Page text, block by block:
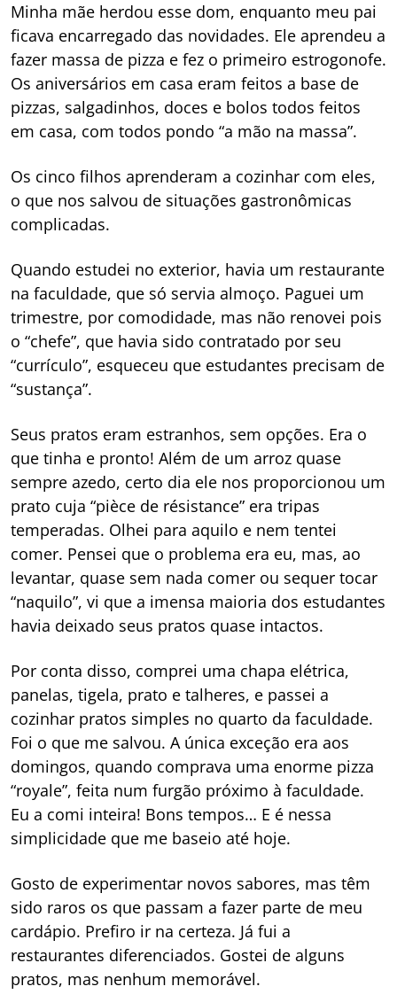
Minha mãe herdou esse dom, enquanto meu pai
ficava encarregado das novidades. Ele aprendeu a
fazer massa de pizza e fez o primeiro estrogonofe.
Os aniversários em casa eram feitos a base de
pizzas, salgadinhos, doces e bolos todos feitos
em casa, com todos pondo “a mão na massa”.
Os cinco filhos aprenderam a cozinhar com eles,
o que nos salvou de situações gastronômicas
complicadas.
Quando estudei no exterior, havia um restaurante
na faculdade, que só servia almoço. Paguei um
trimestre, por comodidade, mas não renovei pois
o “chefe”, que havia sido contratado por seu
“currículo”, esqueceu que estudantes precisam de
“sustança”.
Seus pratos eram estranhos, sem opções. Era o
que tinha e pronto! Além de um arroz quase
sempre azedo, certo dia ele nos proporcionou um
prato cuja “pièce de résistance” era tripas
temperadas. Olhei para aquilo e nem tentei
comer. Pensei que o problema era eu, mas, ao
levantar, quase sem nada comer ou sequer tocar
“naquilo”, vi que a imensa maioria dos estudantes
havia deixado seus pratos quase intactos.
Por conta disso, comprei uma chapa elétrica,
panelas, tigela, prato e talheres, e passei a
cozinhar pratos simples no quarto da faculdade.
Foi o que me salvou. A única exceção era aos
domingos, quando comprava uma enorme pizza
“royale”, feita num furgão próximo à faculdade.
Eu a comi inteira! Bons tempos… E é nessa
simplicidade que me baseio até hoje.
Gosto de experimentar novos sabores, mas têm
sido raros os que passam a fazer parte de meu
cardápio. Prefiro ir na certeza. Já fui a
restaurantes diferenciados. Gostei de alguns
pratos, mas nenhum memorável.